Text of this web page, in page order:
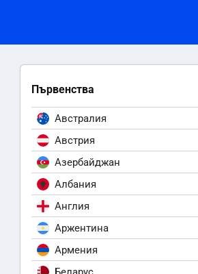
Първенства
Австралия
Австрия
Азербайджан
Албания
Англия
Аржентина
Армения